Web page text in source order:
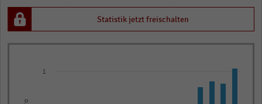
Statistik jetzt freischalten
1